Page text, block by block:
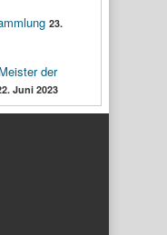
23.
der
Juni 2023